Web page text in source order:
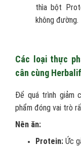
thìa bột
không đường.
Các loại thực
cân cùng
Để quá trình giảm
phẩm đóng vai trò
Nên ăn:
Protein: Ức